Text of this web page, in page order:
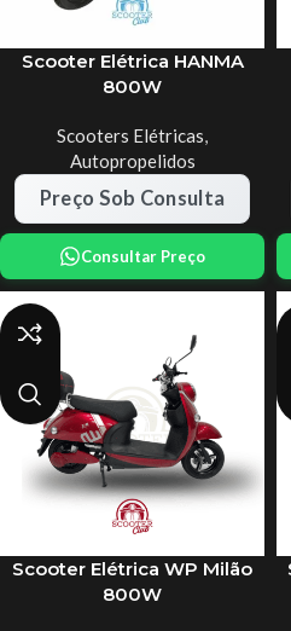
Scooter Elétrica HANMA
800W
Scooters Elétricas,
Autopropelidos
Preço Sob Consulta
Consultar Preço
Scooter Elétrica WP Milão
800W